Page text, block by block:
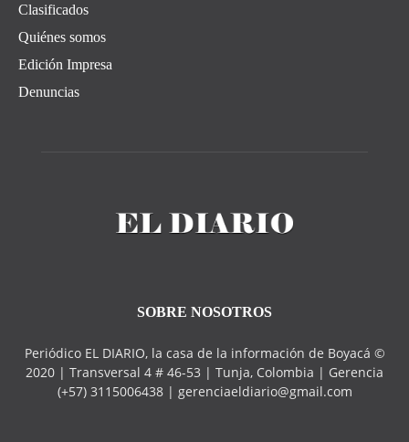
Clasificados
Quiénes somos
Edición Impresa
Denuncias
SOBRE NOSOTROS
Periódico EL DIARIO, la casa de la información de Boyacá ©
2020 | Transversal 4 # 46-53 | Tunja, Colombia | Gerencia
(+57) 3115006438 | gerenciaeldiario@gmail.com